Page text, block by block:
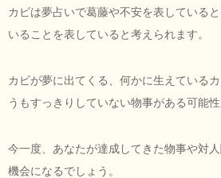
カビは夢占いで葛藤や不安を表している
いることを表していると考えられます。
カビが夢に出てくる、何かに生えている
うもすっきりしていない物事がある可能性
今一度、あなたが達成してきた物事や対
機会になるでしょう。